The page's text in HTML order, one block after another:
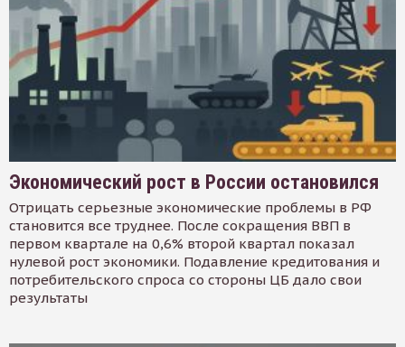
Экономический рост в России остановился
Отрицать серьезные экономические проблемы в РФ
становится все труднее. После сокращения ВВП в
первом квартале на 0,6% второй квартал показал
нулевой рост экономики. Подавление кредитования и
потребительского спроса со стороны ЦБ дало свои
результаты